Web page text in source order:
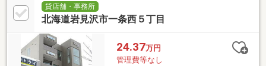
貸店舗・事務所
北海道岩見沢市一条西５丁目
24.37万円
管理費等なし